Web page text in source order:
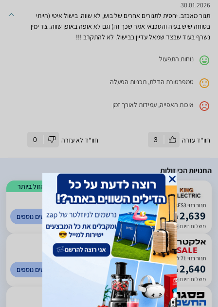
30.01.2026
תנור מאכזב. יחסית לתנורים אחרים של בוש, לא שווה. בישול איטי (הייתי
בטוחה שיש בעיה והטכנאי אמר שכך זה) וגם לא אופה באופן שווה. צד ימין
נשרף בעוד שבצד שמאל עדיין בבישול. לא להתקרב !!!
נוחות התפעול
טמפרטורת הדלת, תכניות הפעלה
איכות האפייה, עמידות לאורך זמן
חוו"ד עזרה 3 חוו"ד לא עזרה 0
החנויות הכי זולות
הזול ביותר
‏תנור בנוי Bosch HBG578ES3 בוש
₪2,639
משלוח חינם עד 7 ימי עסקים
לפרטים נוספים
4.48
(
493
)
תנור בנוי 71 ליטר BOSCH בוש דגם HBG578ES3 נירוסטה
₪2,640
משלוח חינם עד 12 ימי עסקים
לפרטים נוספים
4.45
(
225
)